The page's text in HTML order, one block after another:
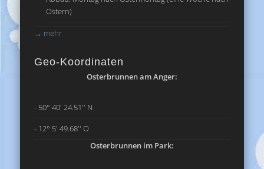
Ostern)
→ mehr
Geo-Koordinaten
Osterbrunnen am Anger:
- 50° 40' 24.51'' N
- 12° 5' 49.68'' O
Osterbrunnen im Park: